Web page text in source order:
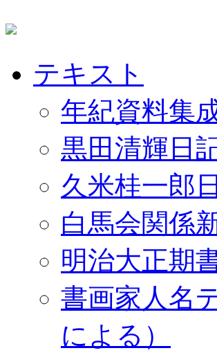
テキスト
年紀資料集
黒田清輝日
久米桂一郎
白馬会関係
明治大正期
書画家人名
による）